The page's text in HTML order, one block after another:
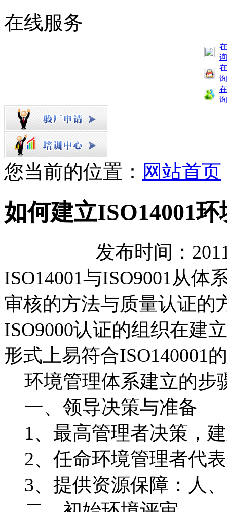
在线服务
询
询
询
您当前的位置： 网站首页
如何建立ISO14001
发布时间：
ISO14001与ISO9001从
审核的方法与质量认证的
ISO9000认证的组织在建
形式上易符合ISO140001
环境管理体系建立的步
一、领导决策与准备
1、最高管理者决策，
2、任命环境管理者代表
3、提供资源保障：人